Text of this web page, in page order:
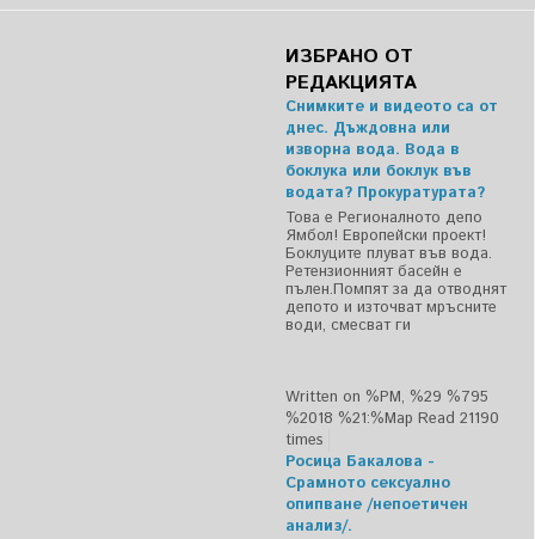
ИЗБРАНО ОТ
РЕДАКЦИЯТА
Снимките и видеото са от
днес. Дъждовна или
изворна вода. Вода в
боклука или боклук във
водата? Прокуратурата?
Това е Регионалното депо
Ямбол! Европейски проект!
Боклуците плуват във вода.
Ретензионният басейн е
пълен.Помпят за да отводнят
депото и източват мръсните
води, смесват ги
Written on %PM, %29 %795
%2018 %21:%Мар Read 21190
times
Росица Бакалова -
Срамното сексуално
опипване /непоетичен
анализ/.